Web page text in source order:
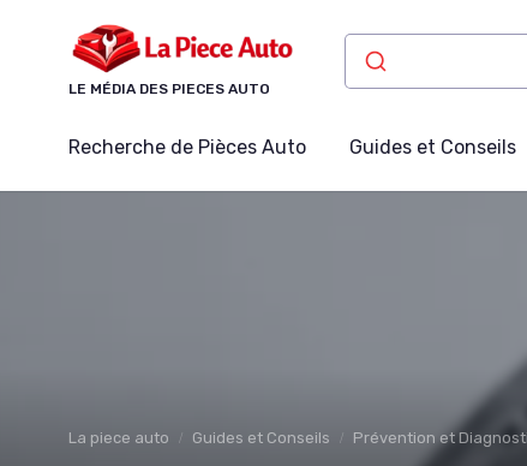
LE MÉDIA DES PIECES AUTO
Recherche de Pièces Auto Guides et Conseils
La piece auto Guides et Conseils Prévention et